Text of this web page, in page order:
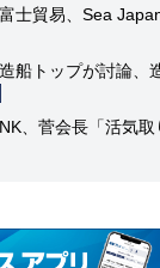
士貿易、Sea
船トップが討論
、菅会長「活気